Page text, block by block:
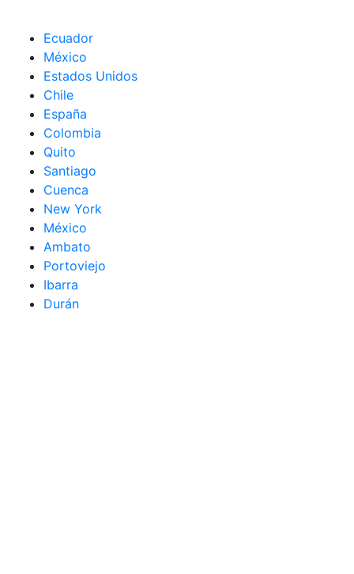
Ecuador
México
Estados Unidos
Chile
España
Colombia
Quito
Santiago
Cuenca
New York
México
Ambato
Portoviejo
Ibarra
Durán